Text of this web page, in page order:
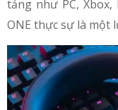
tảng như PC, Xbox,
ONE thực sự là một